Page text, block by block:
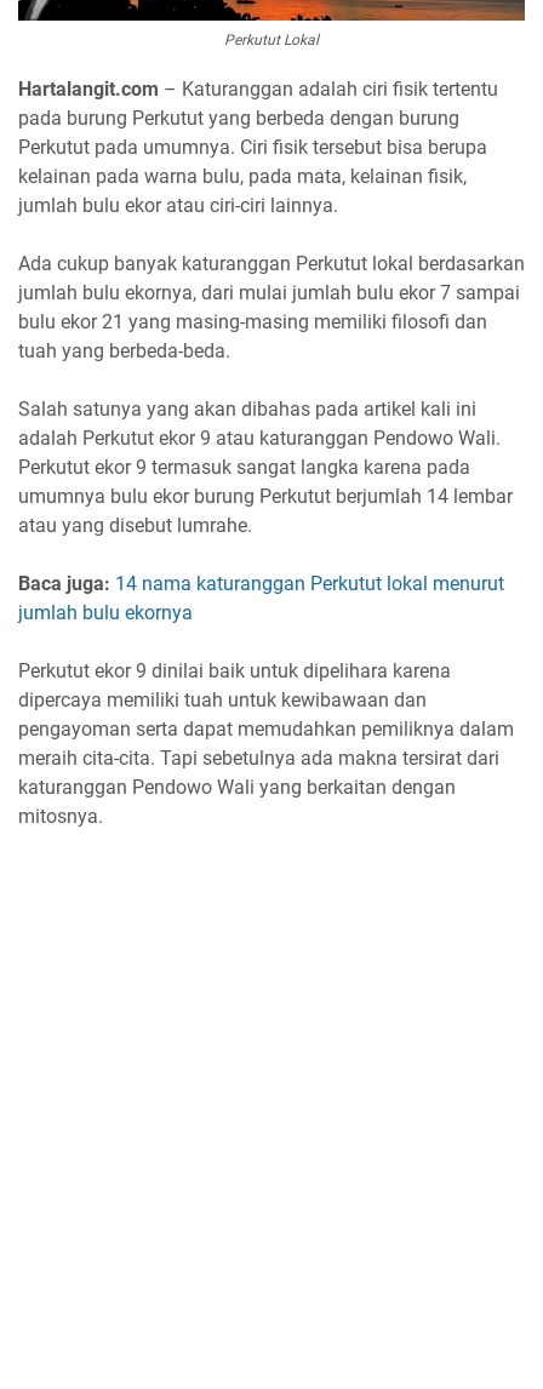
Perkutut Lokal
Hartalangit.com – Katuranggan adalah ciri fisik tertentu
pada burung Perkutut yang berbeda dengan burung
Perkutut pada umumnya. Ciri fisik tersebut bisa berupa
kelainan pada warna bulu, pada mata, kelainan fisik,
jumlah bulu ekor atau ciri-ciri lainnya.
Ada cukup banyak katuranggan Perkutut lokal berdasarkan
jumlah bulu ekornya, dari mulai jumlah bulu ekor 7 sampai
bulu ekor 21 yang masing-masing memiliki filosofi dan
tuah yang berbeda-beda.
Salah satunya yang akan dibahas pada artikel kali ini
adalah Perkutut ekor 9 atau katuranggan Pendowo Wali.
Perkutut ekor 9 termasuk sangat langka karena pada
umumnya bulu ekor burung Perkutut berjumlah 14 lembar
atau yang disebut lumrahe.
Baca juga: 14 nama katuranggan Perkutut lokal menurut
jumlah bulu ekornya
Perkutut ekor 9 dinilai baik untuk dipelihara karena
dipercaya memiliki tuah untuk kewibawaan dan
pengayoman serta dapat memudahkan pemiliknya dalam
meraih cita-cita. Tapi sebetulnya ada makna tersirat dari
katuranggan Pendowo Wali yang berkaitan dengan
mitosnya.